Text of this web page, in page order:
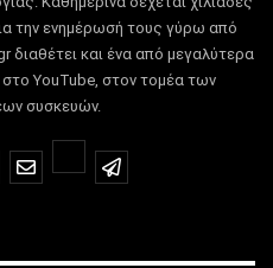
την ενημέρωσή τους γύρω από
διαθέτει και ένα από μεγαλύτερα
YouTube, στον τομέα των
συσκευών.